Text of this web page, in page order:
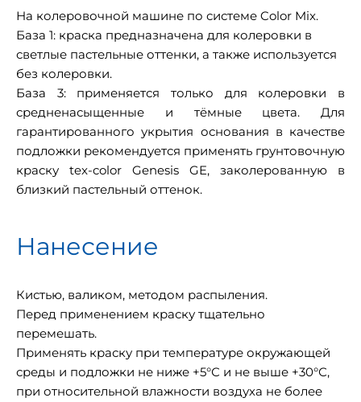
На колеровочной машине по системе Color Mix.
База 1: краска предназначена для колеровки в
светлые пастельные оттенки, а также используется
без колеровки.
База 3: применяется только для колеровки в
средненасыщенные и тёмные цвета. Для
гарантированного укрытия основания в качестве
подложки рекомендуется применять грунтовочную
краску tex-color Genesis GE, заколерованную в
близкий пастельный оттенок.
Нанесение
Кистью, валиком, методом распыления.
Перед применением краску тщательно
перемешать.
Применять краску при температуре окружающей
среды и подложки не ниже +5°С и не выше +30°С,
при относительной влажности воздуха не более